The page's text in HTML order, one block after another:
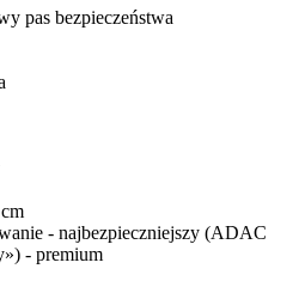
pas bezpieczeństwa
- najbezpieczniejszy (ADAC
- premium